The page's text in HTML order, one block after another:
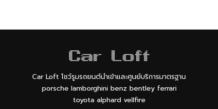
Car Loft โชว์รูมรถยนต์นำเข้าและศูนย์บริการมาตรฐาน
porsche lamborghini benz bentley ferrari
toyota alphard vellfire